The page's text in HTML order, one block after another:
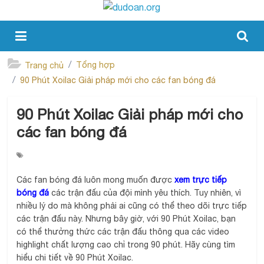
Trang chủ
Tổng hợp
90 Phút Xoilac Giải pháp mới cho các fan bóng đá
90 Phút Xoilac Giải pháp mới cho
các fan bóng đá
Các fan bóng đá luôn mong muốn đượcxem trực tiếp
bóng đá các trận đấu của đội mình yêu thích. Tuy nhiên, vì
nhiều lý do mà không phải ai cũng có thể theo dõi trực tiếp
các trận đấu này. Nhưng bây giờ, với 90 Phút Xoilac, bạn
có thể thưởng thức các trận đấu thông qua các video
highlight chất lượng cao chỉ trong 90 phút. Hãy cùng tìm
hiểu chi tiết về 90 Phút Xoilac.